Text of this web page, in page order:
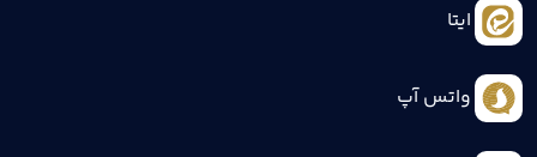
ایتا
واتس آپ